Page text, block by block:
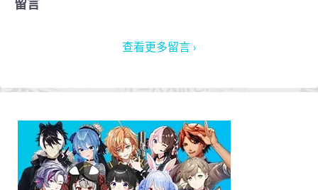
留言
查看更多留言 ›